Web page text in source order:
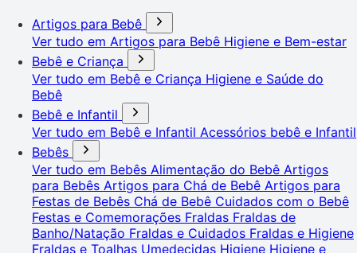
Artigos para Bebê
Ver tudo em Artigos para Bebê Higiene e Bem-estar
Bebê e Criança
Ver tudo em Bebê e Criança Higiene e Saúde do
Bebê
Bebê e Infantil
Ver tudo em Bebê e Infantil Acessórios bebê e Infantil
Bebês
Ver tudo em Bebês Alimentação do Bebê Artigos
para Bebês Artigos para Chá de Bebê Artigos para
Festas de Bebês Chá de Bebê Cuidados com o Bebê
Festas e Comemorações Fraldas Fraldas de
Banho/Natação Fraldas e Cuidados Fraldas e Higiene
Fraldas e Toalhas Umedecidas Higiene Higiene e